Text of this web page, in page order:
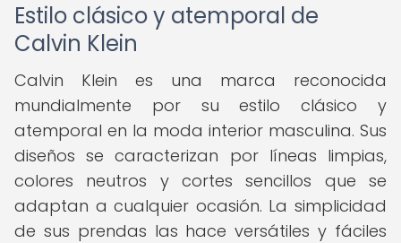
Estilo clásico y atemporal de
Calvin Klein
Calvin Klein es una marca reconocida
mundialmente por su estilo clásico y
atemporal en la moda interior masculina. Sus
diseños se caracterizan por líneas limpias,
colores neutros y cortes sencillos que se
adaptan a cualquier ocasión. La simplicidad
de sus prendas las hace versátiles y fáciles